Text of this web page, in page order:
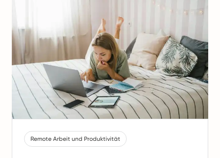
Remote Arbeit und Produktivität